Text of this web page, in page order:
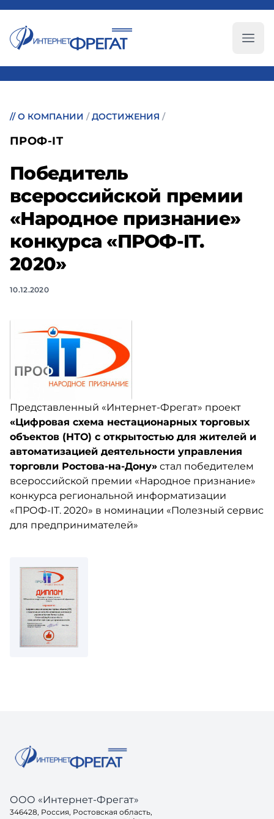
// О КОМПАНИИ / ДОСТИЖЕНИЯ /
ПРОФ-IT
Победитель
всероссийской премии
«Народное признание»
конкурса «ПРОФ-IT.
2020»
10.12.2020
Представленный «Интернет-Фрегат» проект
«Цифровая схема нестационарных торговых
объектов (НТО) с открытостью для жителей и
автоматизацией деятельности управления
торговли Ростова-на-Дону» стал победителем
всероссийской премии «Народное признание»
конкурса региональной информатизации
«ПРОФ-IT. 2020» в номинации «Полезный сервис
для предпринимателей»
ООО «Интернет-Фрегат»
346428, Россия, Ростовская область,